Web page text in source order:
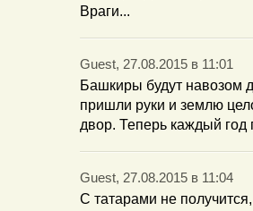
Враги...
Guest, 27.08.2015 в 11:01
Башкиры будут навозом
пришли руки и землю
двор. Теперь каждый год
Guest, 27.08.2015 в 11:04
С татарами не